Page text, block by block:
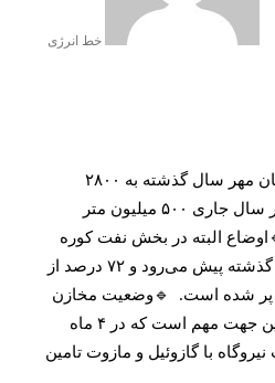
خط انرژی
🔹ذخیره سوخت مایع تا پایان مهر سال گذشته به ۲۸۰۰
میلیون لیتر می‌رسید اما در سال جاری ۵۰۰ میلیون متر
البته در بخش نفت کوره
در سال جاری مشابه سال گذشته پیش می‌رود و ۷۲ درصد از
پر شده است. 🔹وضعیت مخازن
سوخت مایع نیروگاه‌ها از این جهت مهم است که در ۴ ماه
با گازوئیل و مازوت تامین